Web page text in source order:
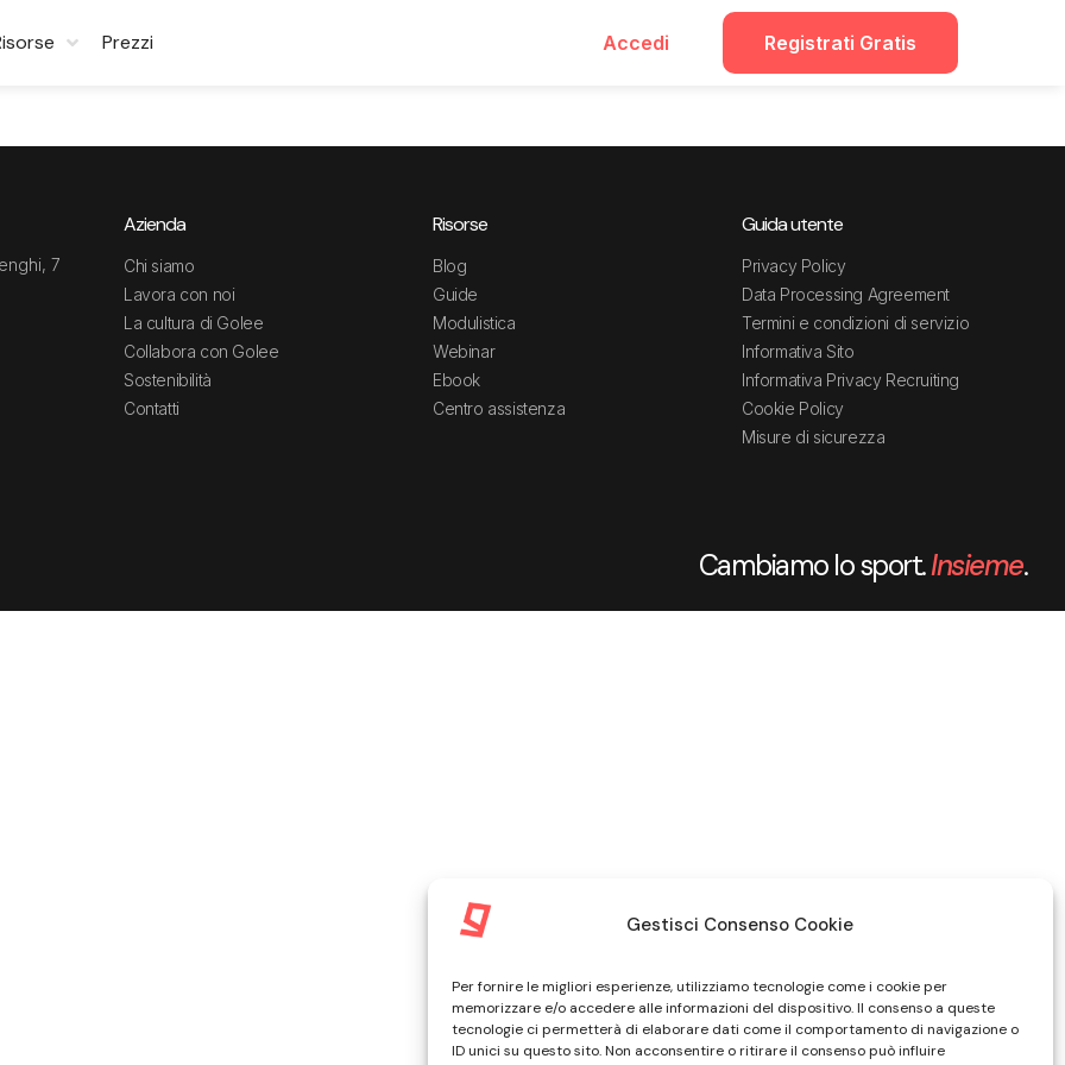
Gestisci Consenso Cookie
Per fornire le migliori esperienze, utilizziamo tecnologie come i cookie per
memorizzare e/o accedere alle informazioni del dispositivo. Il consenso a queste
tecnologie ci permetterà di elaborare dati come il comportamento di navigazione o
ID unici su questo sito. Non acconsentire o ritirare il consenso può influire
Prezzi Accedi Registrati Gratis
7
Azienda
Chi siamo
Lavora con noi
La cultura di Golee
Collabora con Golee
Sostenibilità
Contatti
Risorse
Blog
Guide
Modulistica
Webinar
Ebook
Centro assistenza
Guida utente
Privacy Policy
Data Processing Agreement
Termini e condizioni di servizio
Informativa Sito
Informativa Privacy Recruiting
Cookie Policy
Misure di sicurezza
Cambiamo lo sport.Insieme.